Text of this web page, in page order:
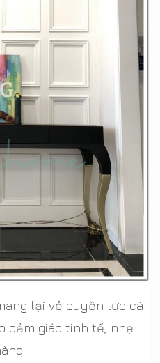
lại vẻ quyền lực cá
cảm giác tinh tế, nhẹ